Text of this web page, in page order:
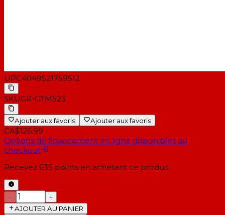
UPC4049521759512
SKUGR-GTMS23
Ajouter aux favoris Ajouter aux favoris
CA$126.99
Options de financement en ligne disponibles au
checkout
Recevez 635 points en achetant ce produit
−
+
AJOUTER AU PANIER